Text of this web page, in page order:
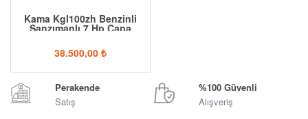
Kama Kgl100zh Benzinli
Şanzımanlı 7 Hp Çapa
38.500,00 ₺
Perakende
Satış
%100 Güvenli
Alışveriş